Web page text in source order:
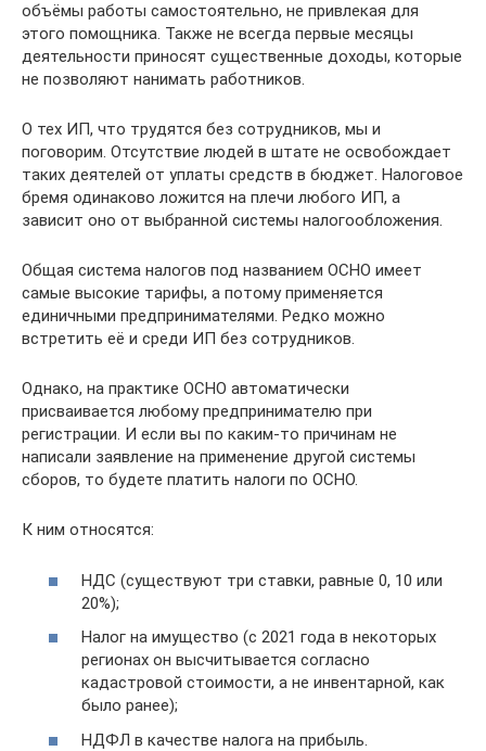
объёмы работы самостоятельно, не привлекая для
этого помощника. Также не всегда первые месяцы
деятельности приносят существенные доходы, которые
не позволяют нанимать работников.
О тех ИП, что трудятся без сотрудников, мы и
поговорим. Отсутствие людей в штате не освобождает
таких деятелей от уплаты средств в бюджет. Налоговое
бремя одинаково ложится на плечи любого ИП, а
зависит оно от выбранной системы налогообложения.
Общая система налогов под названием ОСНО имеет
самые высокие тарифы, а потому применяется
единичными предпринимателями. Редко можно
встретить её и среди ИП без сотрудников.
Однако, на практике ОСНО автоматически
присваивается любому предпринимателю при
регистрации. И если вы по каким-то причинам не
написали заявление на применение другой системы
сборов, то будете платить налоги по ОСНО.
К ним относятся:
НДС (существуют три ставки, равные 0, 10 или
20%);
Налог на имущество (с 2021 года в некоторых
регионах он высчитывается согласно
кадастровой стоимости, а не инвентарной, как
было ранее);
НДФЛ в качестве налога на прибыль.